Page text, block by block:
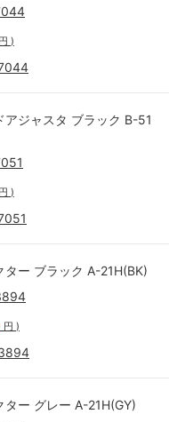
円 )
アジャスタ ブラック B-51
円 )
ター ブラック A-21H(BK)
円 )
ター グレー A-21H(GY)